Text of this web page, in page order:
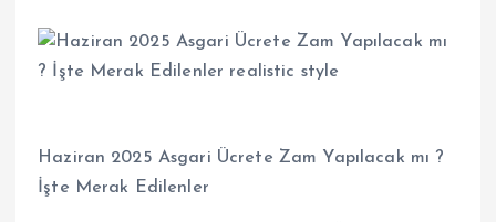
Haziran 2025 Asgari Ücrete Zam Yapılacak mı ?
İşte Merak Edilenler